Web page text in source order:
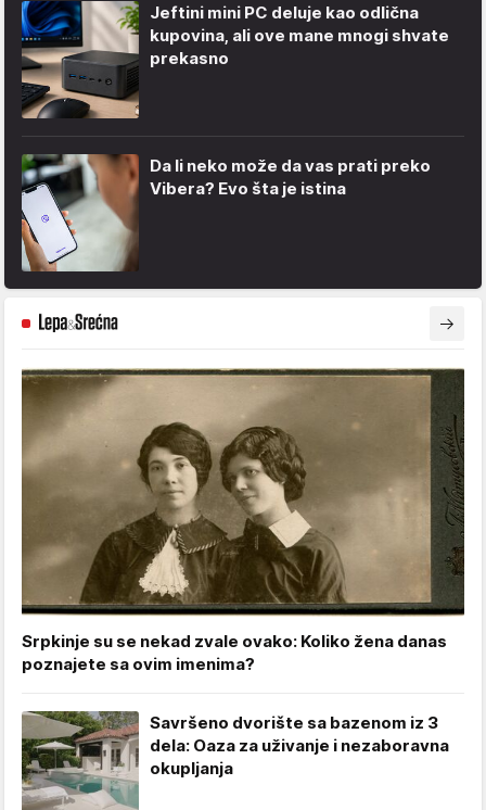
Jeftini mini PC deluje kao odlična
kupovina, ali ove mane mnogi shvate
prekasno
Da li neko može da vas prati preko
Vibera? Evo šta je istina
Srpkinje su se nekad zvale ovako: Koliko žena danas
poznajete sa ovim imenima?
Savršeno dvorište sa bazenom iz 3
dela: Oaza za uživanje i nezaboravna
okupljanja